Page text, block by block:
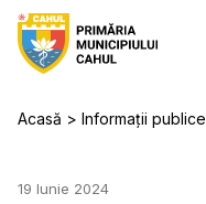
Acasă Informații publice
19 Iunie 2024